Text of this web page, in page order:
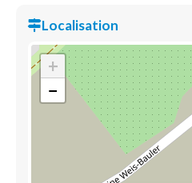
Localisation
+
−